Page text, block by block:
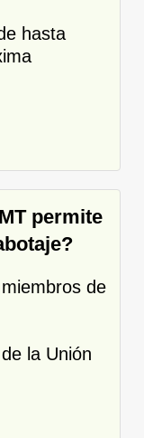
hasta
permite
de
la Unión